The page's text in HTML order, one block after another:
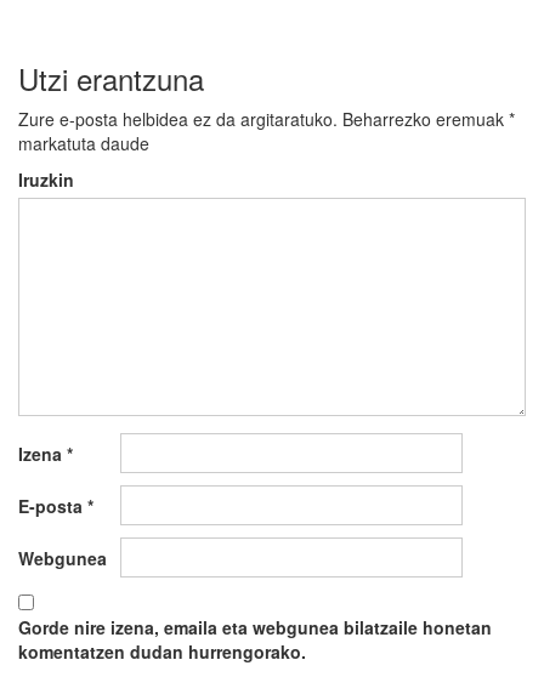
Utzi erantzuna
Zure e-posta helbidea ez da argitaratuko. Beharrezko eremuak *
markatuta daude
Iruzkin
Izena *
E-posta *
Webgunea
Gorde nire izena, emaila eta webgunea bilatzaile honetan
komentatzen dudan hurrengorako.